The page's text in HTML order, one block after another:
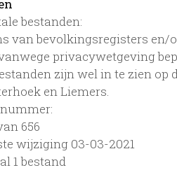
bestanden:
van bevolkingsregisters en/
privacywetgeving
zijn wel in te zien
en Liemers.
656
wijziging 03-03-2021
1 bestand